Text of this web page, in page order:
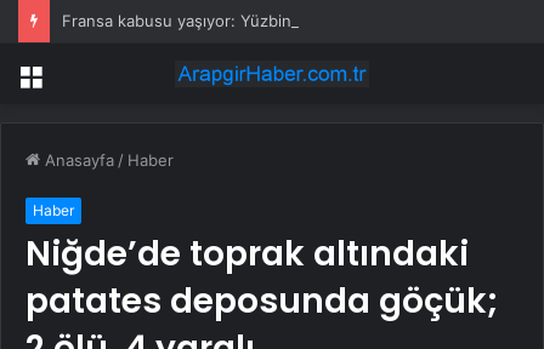
Menü
Anasayfa / Haber
Haber
Niğde’de toprak altındaki
patates deposunda göçük;